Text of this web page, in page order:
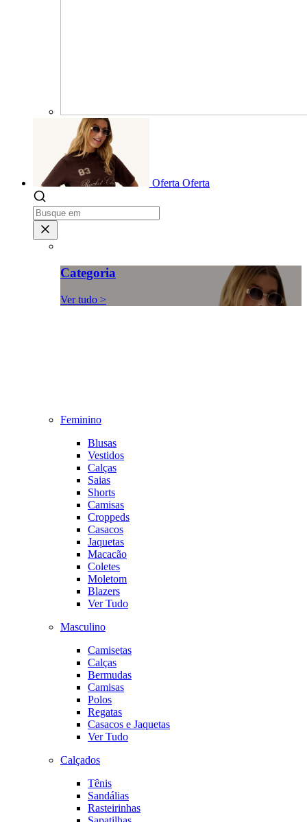
Oferta Oferta
Categoria
Ver tudo >
Feminino
Blusas
Vestidos
Calças
Saias
Shorts
Camisas
Croppeds
Casacos
Jaquetas
Macacão
Coletes
Moletom
Blazers
Ver Tudo
Masculino
Camisetas
Calças
Bermudas
Camisas
Polos
Regatas
Casacos e Jaquetas
Ver Tudo
Calçados
Tênis
Sandálias
Rasteirinhas